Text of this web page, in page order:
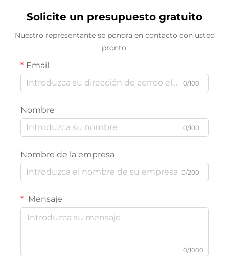
Solicite un presupuesto gratuito
Nuestro representante se pondrá en contacto con usted
pronto.
Email
0/100
Nombre
0/100
Nombre de la empresa
0/200
Mensaje
0/1000